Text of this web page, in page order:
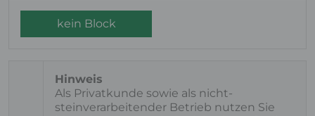
kein Block
Als Privatkunde sowie als nicht-
steinverarbeitender Betrieb nutzen Sie